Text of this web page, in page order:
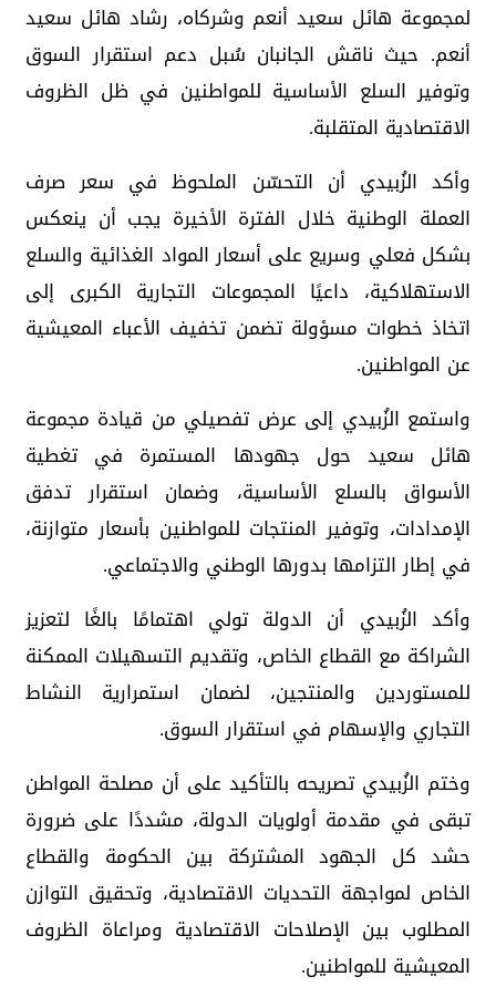
لمجموعة هائل سعيد أنعم وشركاه، رشاد هائل سعيد
أنعم. حيث ناقش الجانبان سُبل دعم استقرار السوق
وتوفير السلع الأساسية للمواطنين في ظل الظروف
الاقتصادية المتقلبة.
وأكد الزُبيدي أن التحسّن الملحوظ في سعر صرف
العملة الوطنية خلال الفترة الأخيرة يجب أن ينعكس
بشكل فعلي وسريع على أسعار المواد الغذائية والسلع
الاستهلاكية، داعيًا المجموعات التجارية الكبرى إلى
اتخاذ خطوات مسؤولة تضمن تخفيف الأعباء المعيشية
عن المواطنين.
واستمع الزُبيدي إلى عرض تفصيلي من قيادة مجموعة
هائل سعيد حول جهودها المستمرة في تغطية
الأسواق بالسلع الأساسية، وضمان استقرار تدفق
الإمدادات، وتوفير المنتجات للمواطنين بأسعار متوازنة،
في إطار التزامها بدورها الوطني والاجتماعي.
وأكد الزُبيدي أن الدولة تولي اهتمامًا بالغًا لتعزيز
الشراكة مع القطاع الخاص، وتقديم التسهيلات الممكنة
للمستوردين والمنتجين، لضمان استمرارية النشاط
التجاري والإسهام في استقرار السوق.
وختم الزُبيدي تصريحه بالتأكيد على أن مصلحة المواطن
تبقى في مقدمة أولويات الدولة، مشددًا على ضرورة
حشد كل الجهود المشتركة بين الحكومة والقطاع
الخاص لمواجهة التحديات الاقتصادية، وتحقيق التوازن
المطلوب بين الإصلاحات الاقتصادية ومراعاة الظروف
المعيشية للمواطنين.